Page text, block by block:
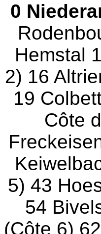
0
Hemstal
2) 16
19
Côte
5) 43
54
(Côte 6)